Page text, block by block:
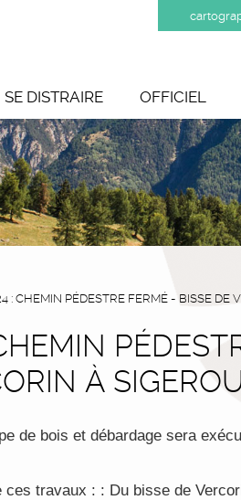
SE DISTRAIRE OFFICIEL
: CHEMIN PÉDESTRE FERMÉ - BISSE DE
À
de bois et débardage sera
ces travaux : : Du bisse de